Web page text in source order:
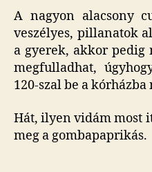
A nagyon alacsony
veszélyes, pillanatok
a gyerek, akkor
megfulladhat,
120-szal be a
Hát, ilyen vidám most
meg a gombapaprikás.